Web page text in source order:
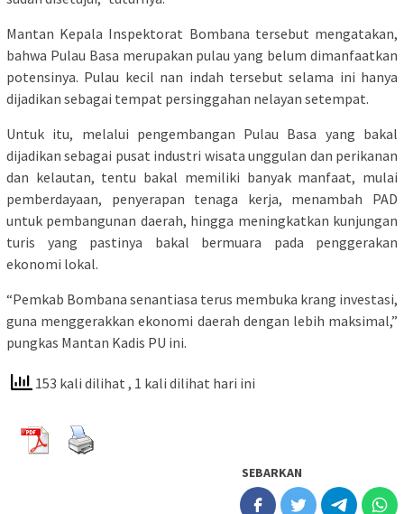
Mantan Kepala Inspektorat Bombana tersebut mengatakan,
bahwa Pulau Basa merupakan pulau yang belum dimanfaatkan
potensinya. Pulau kecil nan indah tersebut selama ini hanya
dijadikan sebagai tempat persinggahan nelayan setempat.
Untuk itu, melalui pengembangan Pulau Basa yang bakal
dijadikan sebagai pusat industri wisata unggulan dan perikanan
dan kelautan, tentu bakal memiliki banyak manfaat, mulai
pemberdayaan, penyerapan tenaga kerja, menambah PAD
untuk pembangunan daerah, hingga meningkatkan kunjungan
turis yang pastinya bakal bermuara pada penggerakan
ekonomi lokal.
“Pemkab Bombana senantiasa terus membuka krang investasi,
guna menggerakkan ekonomi daerah dengan lebih maksimal,”
pungkas Mantan Kadis PU ini.
153 kali dilihat , 1 kali dilihat hari ini
SEBARKAN